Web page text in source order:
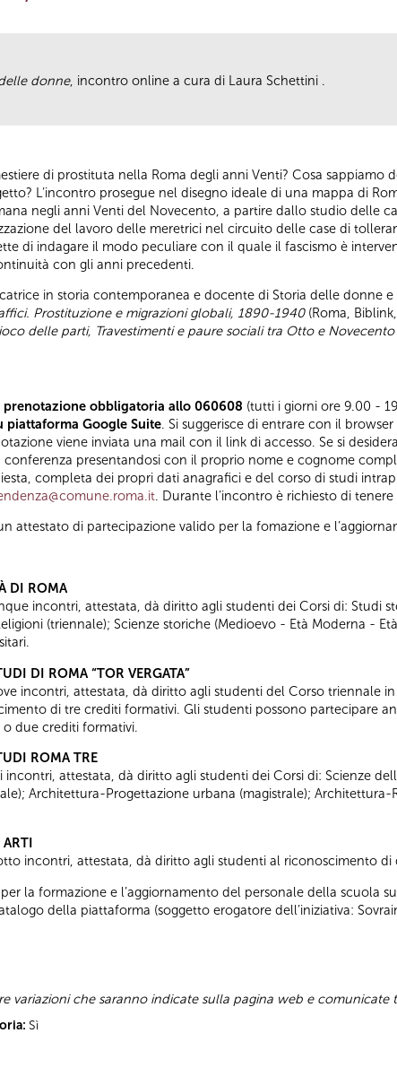
donne, incontro online a cura di Laura Schettini .
di prostituta nella Roma degli anni Venti? Cosa
L’incontro prosegue nel disegno ideale di una mappa di
negli anni Venti del Novecento, a partire dallo studio delle
del lavoro delle meretrici nel circuito delle case di
di indagare il modo peculiare con il quale il fascismo è
con gli anni precedenti.
in storia contemporanea e docente di Storia delle donne
Prostituzione e migrazioni globali, 1890-1940(Roma,
delle parti, Travestimenti e paure sociali tra Otto e Novecento
obbligatoria allo 060608 (tutti i giorni ore 9.00 -
piattaforma Google Suite. Si suggerisce di entrare con il
viene inviata una mail con il link di accesso. Se si
conferenza presentandosi con il proprio nome e cognome
completa dei propri dati anagrafici e del corso di studi
. Durante l’incontro è richiesto di
attestato di partecipazione valido per la fomazione e
DI ROMA
incontri, attestata, dà diritto agli studenti dei Corsi di: Studi
(triennale); Scienze storiche (Medioevo - Età Moderna -
DI ROMA “TOR VERGATA”
incontri, attestata, dà diritto agli studenti del Corso triennale
di tre crediti formativi. Gli studenti possono partecipare
due crediti formativi.
ROMA TRE
incontri, attestata, dà diritto agli studenti dei Corsi di: Scienze
Architettura-Progettazione urbana (magistrale);
ARTI
incontri, attestata, dà diritto agli studenti al riconoscimento di
la formazione e l’aggiornamento del personale della scuola
della piattaforma (soggetto erogatore dell’iniziativa:
variazioni che saranno indicate sulla pagina web e comunicate
Sì